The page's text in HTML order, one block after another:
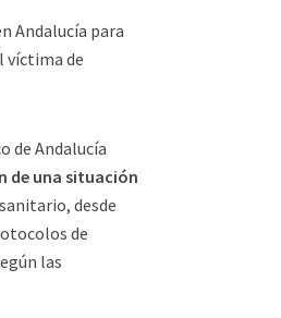
Andalucía para
víctima de
de Andalucía
de una situación
desde
de
las